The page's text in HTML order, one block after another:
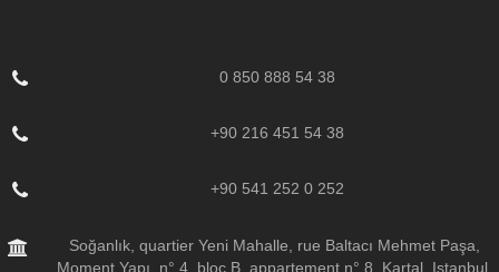
0 850 888 54 38
+90 216 451 54 38
+90 541 252 0 252
Soğanlık, quartier Yeni Mahalle, rue Baltacı Mehmet Paşa,
Moment Yapı, n° 4, bloc B, appartement n° 8, Kartal, Istanbul,